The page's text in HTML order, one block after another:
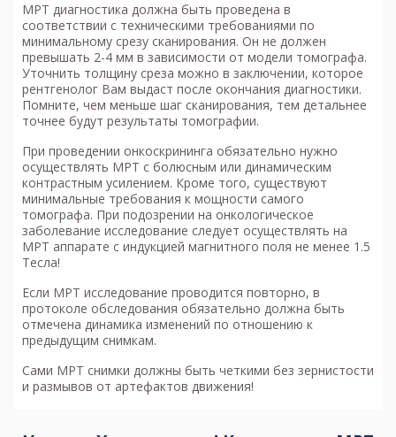
МРТ диагностика должна быть проведена в
соответствии с техническими требованиями по
минимальному срезу сканирования. Он не должен
превышать 2-4 мм в зависимости от модели томографа.
Уточнить толщину среза можно в заключении, которое
рентгенолог Вам выдаст после окончания диагностики.
Помните, чем меньше шаг сканирования, тем детальнее
точнее будут результаты томографии.
При проведении онкоскрининга обязательно нужно
осуществлять МРТ с болюсным или динамическим
контрастным усилением. Кроме того, существуют
минимальные требования к мощности самого
томографа. При подозрении на онкологическое
заболевание исследование следует осуществлять на
МРТ аппарате с индукцией магнитного поля не менее 1.5
Тесла!
Если МРТ исследование проводится повторно, в
протоколе обследования обязательно должна быть
отмечена динамика изменений по отношению к
предыдущим снимкам.
Сами МРТ снимки должны быть четкими без зернистости
и размывов от артефактов движения!